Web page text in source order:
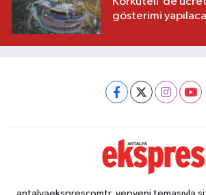
gösterimi
antalyaeksprescomtr, yepyeni temasıyla